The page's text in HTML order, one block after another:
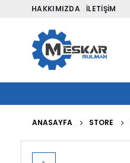
HAKKIMIZDA İLETIŞIM
ANASAYFA STORE